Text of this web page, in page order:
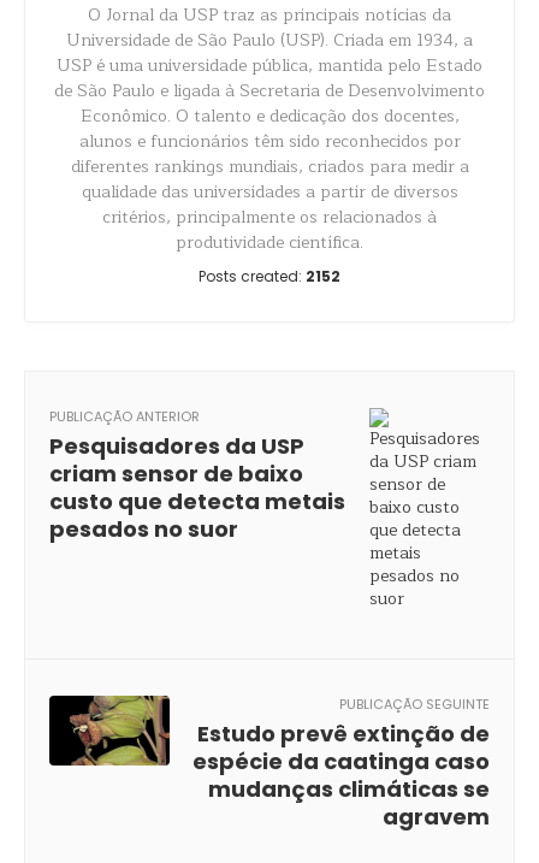
O Jornal da USP traz as principais notícias da
Universidade de São Paulo (USP). Criada em 1934, a
USP é uma universidade pública, mantida pelo Estado
de São Paulo e ligada à Secretaria de Desenvolvimento
Econômico. O talento e dedicação dos docentes,
alunos e funcionários têm sido reconhecidos por
diferentes rankings mundiais, criados para medir a
qualidade das universidades a partir de diversos
critérios, principalmente os relacionados à
produtividade científica.
Posts created: 2152
PUBLICAÇÃO ANTERIOR
Pesquisadores da USP
criam sensor de baixo
custo que detecta metais
pesados no suor
PUBLICAÇÃO SEGUINTE
Estudo prevê extinção de
espécie da caatinga caso
mudanças climáticas se
agravem